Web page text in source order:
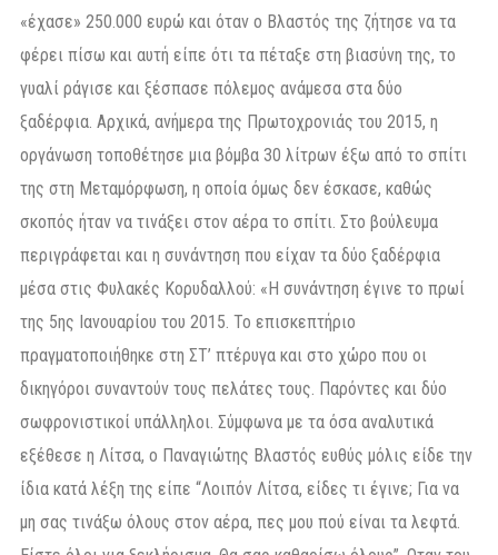
«έχασε» 250.000 ευρώ και όταν ο Βλαστός της ζήτησε να τα
φέρει πίσω και αυτή είπε ότι τα πέταξε στη βιασύνη της, το
γυαλί ράγισε και ξέσπασε πόλεμος ανάμεσα στα δύο
ξαδέρφια. Αρχικά, ανήμερα της Πρωτοχρονιάς του 2015, η
οργάνωση τοποθέτησε μια βόμβα 30 λίτρων έξω από το σπίτι
της στη Μεταμόρφωση, η οποία όμως δεν έσκασε, καθώς
σκοπός ήταν να τινάξει στον αέρα το σπίτι. Στο βούλευμα
περιγράφεται και η συνάντηση που είχαν τα δύο ξαδέρφια
μέσα στις Φυλακές Κορυδαλλού: «Η συνάντηση έγινε το πρωί
της 5ης Ιανουαρίου του 2015. Το επισκεπτήριο
πραγματοποιήθηκε στη ΣΤ’ πτέρυγα και στο χώρο που οι
δικηγόροι συναντούν τους πελάτες τους. Παρόντες και δύο
σωφρονιστικοί υπάλληλοι. Σύμφωνα με τα όσα αναλυτικά
εξέθεσε η Λίτσα, ο Παναγιώτης Βλαστός ευθύς μόλις είδε την
ίδια κατά λέξη της είπε “Λοιπόν Λίτσα, είδες τι έγινε; Για να
μη σας τινάξω όλους στον αέρα, πες μου πού είναι τα λεφτά.